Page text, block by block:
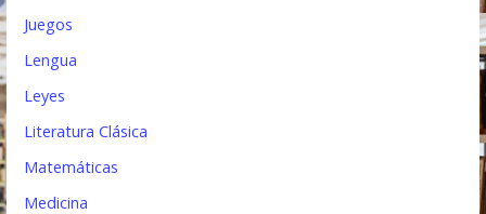
Juegos
Lengua
Leyes
Literatura Clásica
Matemáticas
Medicina